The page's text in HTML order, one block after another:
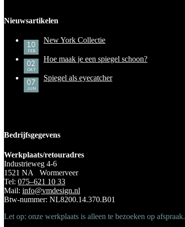
Nieuwsartikelen
10
FEB
New York Collectie
02
OKT
Hoe maak je een spiegel schoon?
07
JUN
Spiegel als eyecatcher
Bedrijfsgegevens
Werkplaats/retouradres
Industrieweg 4-6
1521 NA Wormerveer
Tel: 075–621 10 33
Mail: info@vmdesign.nl
Btw-nummer: NL8200.14.370.B01
Let op: onze werkplaats is alleen te bezoeken op afspraak.